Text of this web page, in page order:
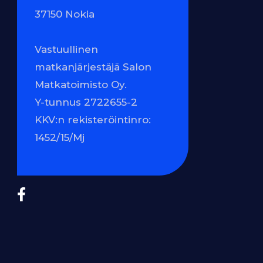
37150 Nokia
Vastuullinen
matkanjärjestäjä Salon
Matkatoimisto Oy.
Y-tunnus 2722655-2
KKV:n rekisteröintinro:
1452/15/Mj